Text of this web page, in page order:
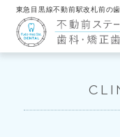
東急目黒線不動前駅改札前の